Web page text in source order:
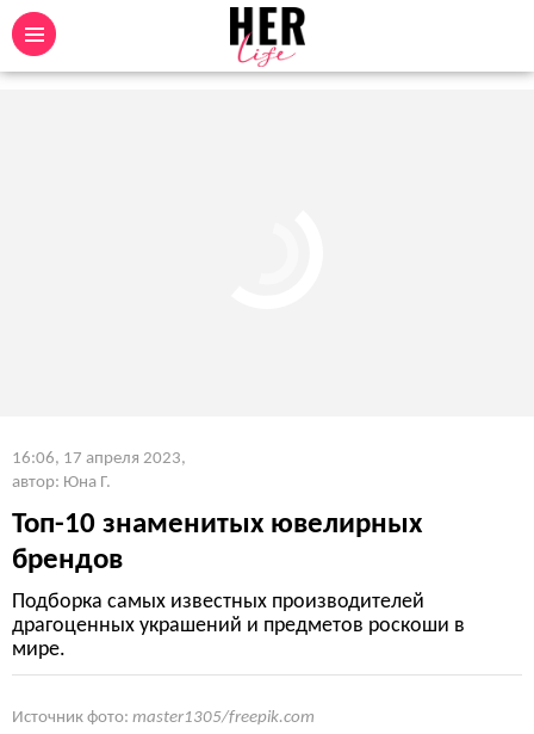
16:06, 17 апреля 2023,
автор: Юна Г.
Топ-10 знаменитых ювелирных
брендов
Подборка самых известных производителей
драгоценных украшений и предметов роскоши в
мире.
Источник фото: master1305/freepik.com